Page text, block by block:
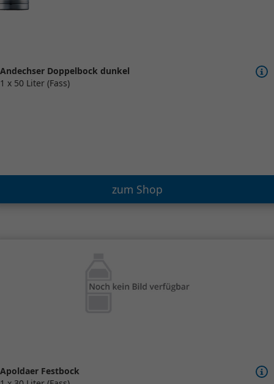
Andechser Doppelbock dunkel
1 x 50 Liter (Fass)
zum Shop
Apoldaer Festbock